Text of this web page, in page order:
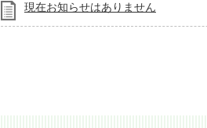
現在お知らせはありません